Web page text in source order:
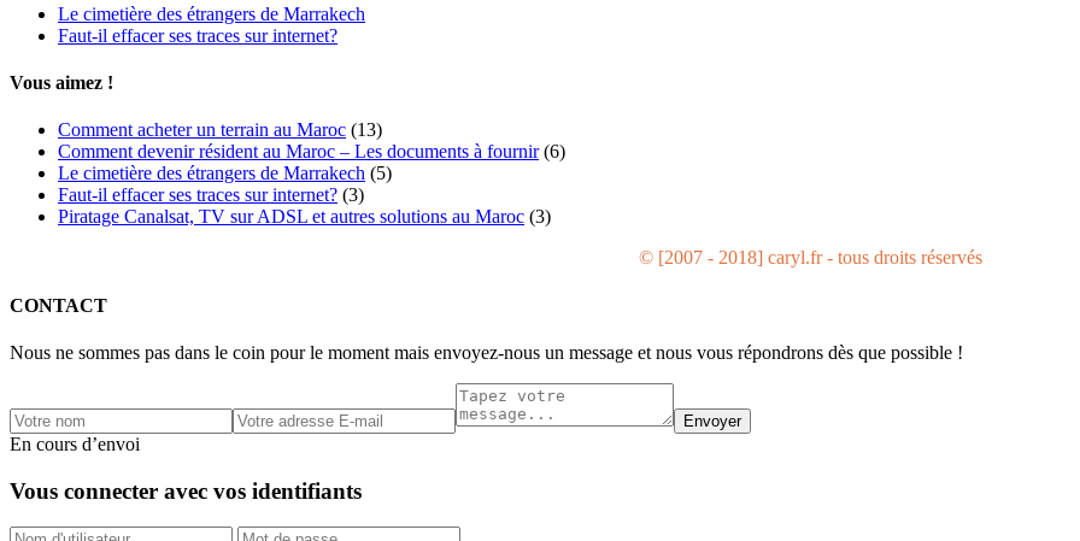
Le cimetière des étrangers de Marrakech
Faut-il effacer ses traces sur internet?
Vous aimez !
Comment acheter un terrain au Maroc (13)
Comment devenir résident au Maroc – Les documents à fournir (6)
Le cimetière des étrangers de Marrakech (5)
Faut-il effacer ses traces sur internet? (3)
Piratage Canalsat, TV sur ADSL et autres solutions au Maroc (3)
© [2007 - 2018] caryl.fr - tous droits réservés
CONTACT
Nous ne sommes pas dans le coin pour le moment mais envoyez-nous un message et nous vous répondrons dès que possible !
Envoyer
En cours d’envoi
Vous connecter avec vos identifiants